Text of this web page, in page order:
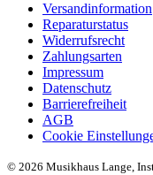
Versandinformation
Reparaturstatus
Widerrufsrecht
Zahlungsarten
Impressum
Datenschutz
Barrierefreiheit
AGB
Cookie
© 2026 Musikhaus Lange,